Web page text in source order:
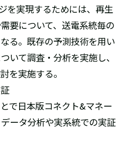
を実現するためには、再生
要について、送電系統毎の
る。既存の予測技術を用い
いて調査・分析を実施し、
を実施する。
で日本版コネクト&マネー
ータ分析や実系統での実証